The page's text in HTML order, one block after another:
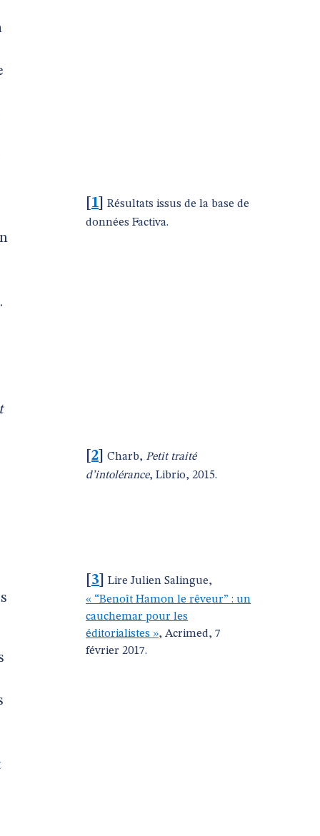
1
Résultats issus de la base de
données Factiva.
2 Charb, Petit traité
d’intolérance, Librio, 2015.
3
Lire Julien Salingue,
« “Benoît Hamon le rêveur” : un
cauchemar pour les
éditorialistes », Acrimed, 7
février 2017.